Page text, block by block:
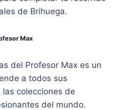
de Brihuega.
Max
del Profesor Max es un
a todos sus
colecciones de
del mundo.